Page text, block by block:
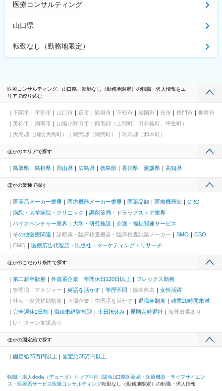
医療コンサルティング
山口県
転勤なし（勤務地限定）
医療コンサルティング、山口県、転勤なし（勤務地限定）の転職・求人情報をエ
リアで絞り込む
下関市 宇部市 山口市 萩市 防府市 下松市 岩国市 光市 長門市
柳井市
美祢市
周南市 山陽小野田市
熊毛郡（上関町、田布施町、平生町）
大島郡（周防大島町）
阿武郡（阿武町） 玖珂郡（和木町）
ほかのエリアで探す
鳥取県 島根県 岡山県 広島県 徳島県 香川県 愛媛県 高知県
ほかの業種で探す
医薬品メーカー業界 医療機器メーカー業界 医薬品卸 医療機器卸
CRO
病院・大学病院・クリニック
調剤薬局・ドラッグストア業界
バイオベンチャー業界
大学・研究施設
介護・福祉関連サービス
その他医療関連
診断薬・臨床検査機器・臨床検査試薬メーカー SMO
CSO
CMO
医療広告代理店・出版社・マーケティング・リサーチ
ほかのこだわり条件で探す
第二新卒歓迎 外資系企業 年間休日120日以上
フレックス勤務
管理職・マネジャー
英語を活かす 学歴不問 服装自由
女性活躍
社宅・家賃補助制度
上場企業 中国語を活かす 退職金制度
残業20時間未満
完全週休2日制
職種未経験歓迎 土日祝休み 原則定時退社
海外出張あり
U・Iターン支援あり
ほかの固定給で探す
固定給25万円以上 固定給35万円以上
転職・求人doda（デューダ）トップ中国･四国山口県医薬品・医療機器・ライフサイエン
ス・医療系サービス 医療コンサルティング転勤なし（勤務地限定）の転職・求人情報